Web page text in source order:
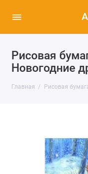
Рисовая
Новогодние
Главная Рисовая